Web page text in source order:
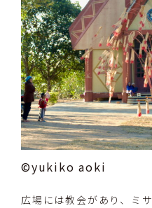
©yukiko aoki
広場には教会があり、ミ